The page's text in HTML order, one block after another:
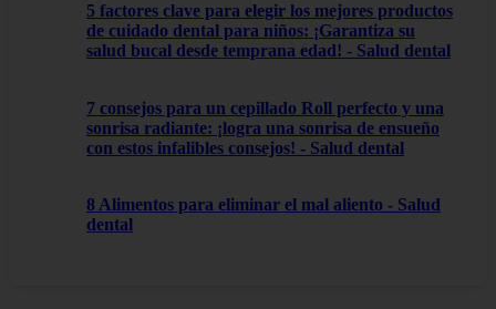
5 factores clave para elegir los mejores productos
de cuidado dental para niños: ¡Garantiza su
salud bucal desde temprana edad! - Salud dental
7 consejos para un cepillado Roll perfecto y una
sonrisa radiante: ¡logra una sonrisa de ensueño
con estos infalibles consejos! - Salud dental
8 Alimentos para eliminar el mal aliento - Salud
dental